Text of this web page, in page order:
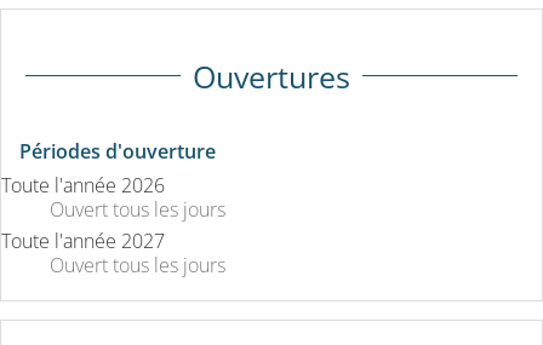
Ouvertures
Périodes d'ouverture
Toute l'année 2026
Ouverttous les jours
Toute l'année 2027
Ouverttous les jours